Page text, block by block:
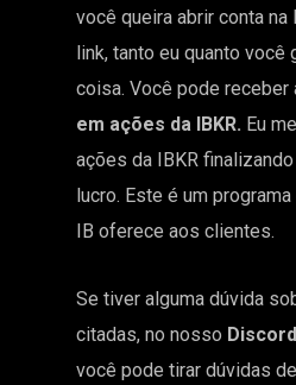
você queira abrir conta na
link, tanto eu quanto você
coisa. Você pode receber
em ações da IBKR. Eu
ações da IBKR
lucro. Este é um
IB oferece aos clientes.
Se tiver alguma dúvida
citadas, no nosso Discord
você pode tirar dúvidas